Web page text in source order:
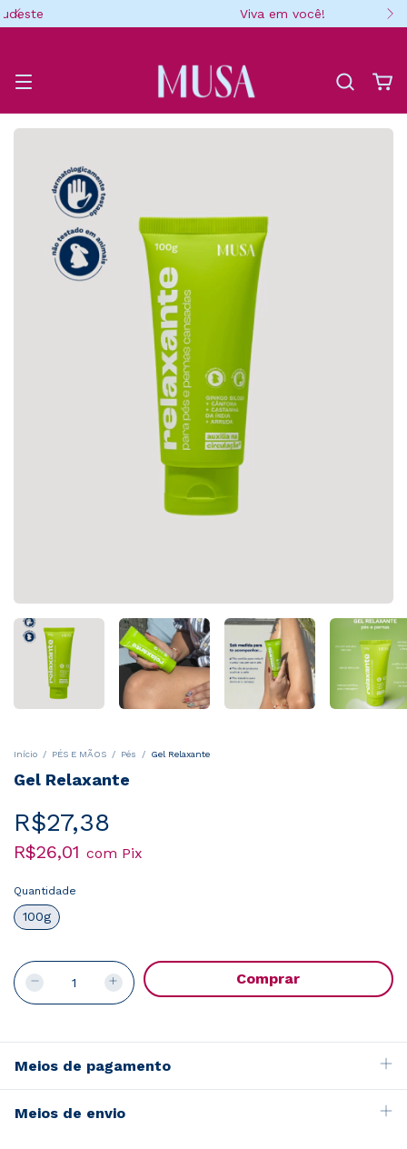
Viva em você!
Início / PÉS E MÃOS / Pés / Gel Relaxante
Gel Relaxante
R$27,38
R$26,01 com Pix
Quantidade
100g
Meios de pagamento
Meios de envio